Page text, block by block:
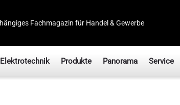
Fachmagazin für Handel & Gewerbe
Elektrotechnik Produkte Panorama Service